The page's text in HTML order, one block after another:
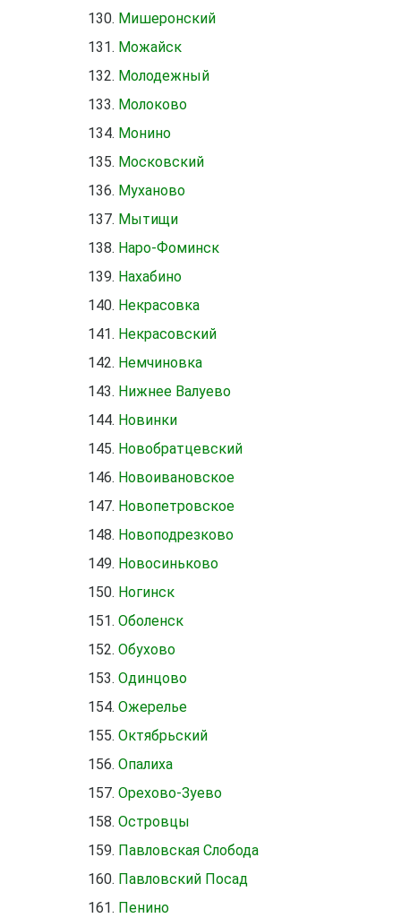
Мишеронский
Можайск
Молодежный
Молоково
Монино
Московский
Муханово
Мытищи
Наро-Фоминск
Нахабино
Некрасовка
Некрасовский
Немчиновка
Нижнее Валуево
Новинки
Новобратцевский
Новоивановское
Новопетровское
Новоподрезково
Новосиньково
Ногинск
Оболенск
Обухово
Одинцово
Ожерелье
Октябрьский
Опалиха
Орехово-Зуево
Островцы
Павловская Слобода
Павловский Посад
Пенино